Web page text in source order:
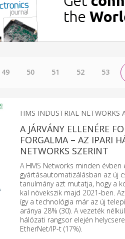
49 50 51 52 53
HMS INDUSTRIAL NETWORKS
A JÁRVÁNY ELLENÉRE
FORGALMA – AZ IPARI
NETWORKS SZERINT
A HMS Networks minden
gyártásautomatizálásban az új
tanulmány azt mutatja, hogy a
kal növekszik majd 2021-ben.
így a technológia már az új
aránya 28% (30). A vezeték
hálózati rangsor elején
EtherNet/IP-t (17%).